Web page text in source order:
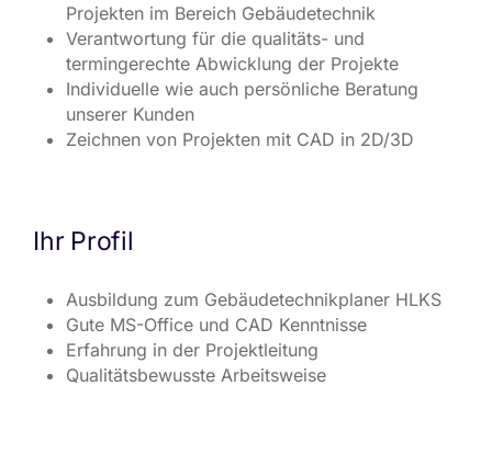
Projekten im Bereich Gebäudetechnik
Verantwortung für die qualitäts- und
termingerechte Abwicklung der Projekte
Individuelle wie auch persönliche Beratung
unserer Kunden
Zeichnen von Projekten mit CAD in 2D/3D
Ihr Profil
Ausbildung zum Gebäudetechnikplaner HLKS
Gute MS-Office und CAD Kenntnisse
Erfahrung in der Projektleitung
Qualitätsbewusste Arbeitsweise